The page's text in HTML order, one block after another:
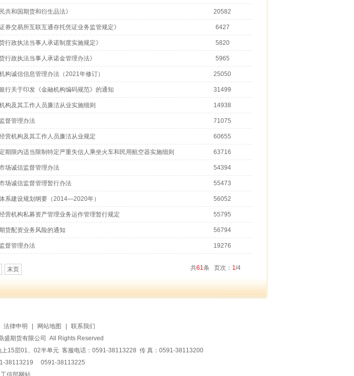
共和国期货和衍生品法》 20582
券交易所互联互通存托凭证业务监管规定》 6427
行政执法当事人承诺制度实施规定》 5820
行政执法当事人承诺金管理办法》 5965
构诚信信息管理办法（2021年修订） 25050
行关于印发《金融机构编码规范》的通知 31499
构及其工作人员廉洁从业实施细则 14938
督管理办法 71075
营机构及其工作人员廉洁从业规定 60655
期限内适当限制特定严重失信人乘坐火车和民用航空器实施细则 63716
场诚信监督管理办法 54394
场诚信监督管理暂行办法 55473
系建设规划纲要（2014—2020年） 56052
营机构私募资产管理业务运作管理暂行规定 55795
货配资业务风险的通知 56794
督管理办法 19276
末页 共61条 页次： 1/4
法律申明 网站地图
联系我们
期货有限公司 All Rights Reserved
15层01、02半单元 客服电话：0591-38113228 传 真：0591-38113200
38113219 0591-38113225
工信部网站